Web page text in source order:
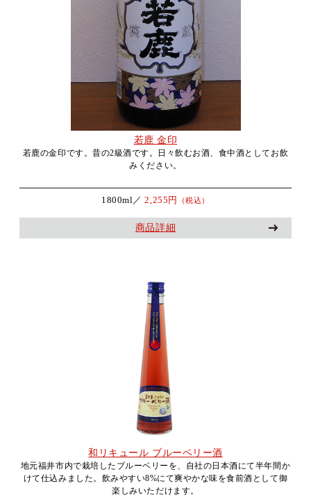
若鹿 金印
若鹿の金印です。昔の2級酒です。日々飲むお酒、食中酒としてお飲
みください。
1800ml／2,255円 （税込）
商品詳細
和リキュール ブルーベリー酒
地元福井市内で栽培したブルーベリーを、自社の日本酒にて半年間か
けて仕込みました。飲みやすい8%にて爽やかな味を食前酒として御
楽しみいただけます。